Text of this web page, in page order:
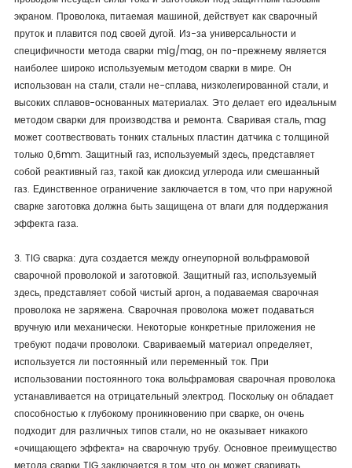
экраном. Проволока, питаемая машиной, действует как сварочный
пруток и плавится под своей дугой. Из-за универсальности и
специфичности метода сварки mig/mag, он по-прежнему является
наиболее широко используемым методом сварки в мире. Он
использован на стали, стали не-сплава, низколегированной стали, и
высоких сплавов-основанных материалах. Это делает его идеальным
методом сварки для производства и ремонта. Сваривая сталь, mag
может соотвествовать тонких стальных пластин датчика с толщиной
только 0,6mm. Защитный газ, используемый здесь, представляет
собой реактивный газ, такой как диоксид углерода или смешанный
газ. Единственное ограничение заключается в том, что при наружной
сварке заготовка должна быть защищена от влаги для поддержания
эффекта газа.
3. TIG сварка: дуга создается между огнеупорной вольфрамовой
сварочной проволокой и заготовкой. Защитный газ, используемый
здесь, представляет собой чистый аргон, а подаваемая сварочная
проволока не заряжена. Сварочная проволока может подаваться
вручную или механически. Некоторые конкретные приложения не
требуют подачи проволоки. Свариваемый материал определяет,
используется ли постоянный или переменный ток. При
использовании постоянного тока вольфрамовая сварочная проволока
устанавливается на отрицательный электрод. Поскольку он обладает
способностью к глубокому проникновению при сварке, он очень
подходит для различных типов стали, но не оказывает никакого
«очищающего эффекта» на сварочную трубу. Основное преимущество